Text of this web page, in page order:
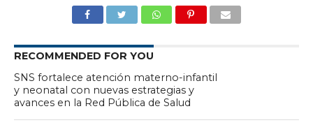
RECOMMENDED FOR YOU
SNS fortalece atención materno-infantil
y neonatal con nuevas estrategias y
avances en la Red Pública de Salud